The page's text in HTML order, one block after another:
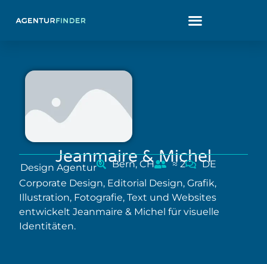
Jeanmaire & Michel
Design Agentur Bern, CH ≈ 2
DE
Corporate Design, Editorial Design, Grafik,
Illustration, Fotografie, Text und Websites
entwickelt Jeanmaire & Michel für visuelle
Identitäten.